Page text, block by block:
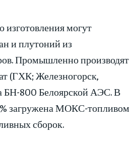
могут
и плутоний из
Промышленно производят
(ГХК; Железногорск,
БН-800 Белоярской АЭС. В
загружена МОКС-топливом
сборок.